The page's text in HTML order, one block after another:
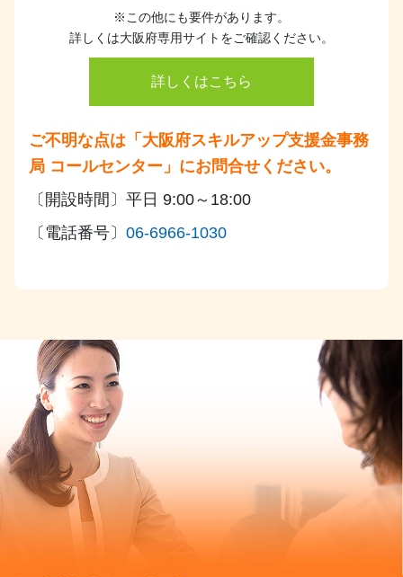
※この他にも要件があります。
詳しくは大阪府専用サイトをご確認ください。
詳しくはこちら
ご不明な点は「大阪府スキルアップ支援金事務
局 コールセンター」にお問合せください。
〔開設時間〕平日 9:00～18:00
〔電話番号〕 06-6966-1030